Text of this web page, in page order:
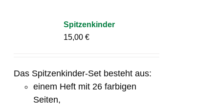
Spitzenkinder
15,00€
Das Spitzenkinder-Set besteht aus:
einem Heft mit 26 farbigen
Seiten,